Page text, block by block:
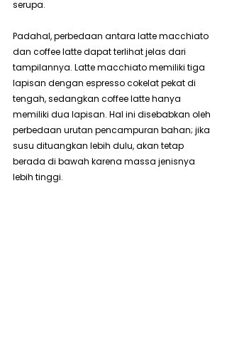
serupa.
Padahal, perbedaan antara latte macchiato
dan coffee latte dapat terlihat jelas dari
tampilannya. Latte macchiato memiliki tiga
lapisan dengan espresso cokelat pekat di
tengah, sedangkan coffee latte hanya
memiliki dua lapisan. Hal ini disebabkan oleh
perbedaan urutan pencampuran bahan; jika
susu dituangkan lebih dulu, akan tetap
berada di bawah karena massa jenisnya
lebih tinggi.